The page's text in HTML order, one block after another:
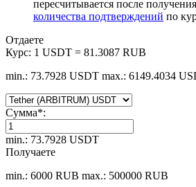
пересчитывается после получения
количества подтверждений по
Отдаете
Курс: 1 USDT = 81.3087 RUB
min.: 73.7928 USDT max.: 6149.4034
Сумма*:
min.: 73.7928 USDT
Получаете
min.: 6000 RUB max.: 500000 RUB